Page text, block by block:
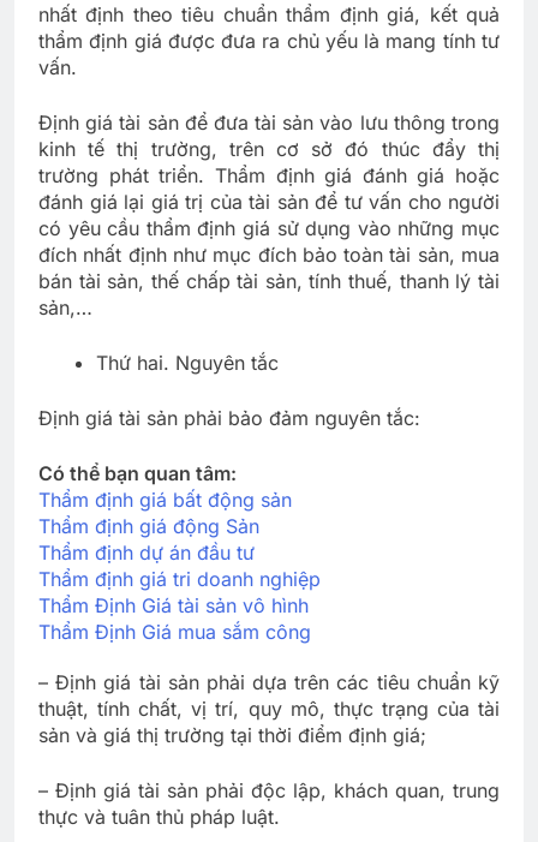
nhất định theo tiêu chuẩn thẩm định giá, kết quả
thẩm định giá được đưa ra chủ yếu là mang tính tư
vấn.
Định giá tài sản để đưa tài sản vào lưu thông trong
kinh tế thị trường, trên cơ sở đó thúc đẩy thị
trường phát triển. Thẩm định giá đánh giá hoặc
đánh giá lại giá trị của tài sản để tư vấn cho người
có yêu cầu thẩm định giá sử dụng vào những mục
đích nhất định như mục đích bảo toàn tài sản, mua
bán tài sản, thế chấp tài sản, tính thuế, thanh lý tài
sản,…
Thứ hai. Nguyên tắc
Định giá tài sản phải bảo đảm nguyên tắc:
Có thể bạn quan tâm:
Thẩm định giá bất động sản
Thẩm định giá động Sản
Thẩm định dự án đầu tư
Thẩm định giá tri doanh nghiệp
Thẩm Định Giá tài sản vô hình
Thẩm Định Giá mua sắm công
– Định giá tài sản phải dựa trên các tiêu chuẩn kỹ
thuật, tính chất, vị trí, quy mô, thực trạng của tài
sản và giá thị trường tại thời điểm định giá;
– Định giá tài sản phải độc lập, khách quan, trung
thực và tuân thủ pháp luật.